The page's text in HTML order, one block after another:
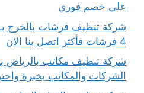
على خصم فوري
4 فرشات فأكثر اتصل بنا الان
الشركات والمكاتب بخبرة